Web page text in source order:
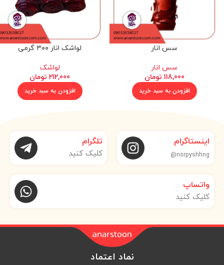
سس انار
سس انار
118,000 تومان
افزودن به سبد خرید
لواشک انار ۳۰۰ گرمی
لواشک
212,000 تومان
افزودن به سبد خرید
اینستاگرام
nsrpyshhng@
تلگرام
کلیک کنید
واتساپ
کلیک کنید
نماد اعتماد